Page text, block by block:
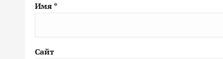
Имя *
Сайт